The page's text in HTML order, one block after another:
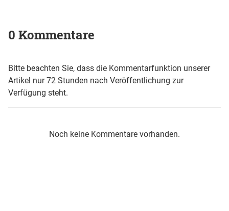
0 Kommentare
Bitte beachten Sie, dass die Kommentarfunktion unserer
Artikel nur 72 Stunden nach Veröffentlichung zur
Verfügung steht.
Noch keine Kommentare vorhanden.